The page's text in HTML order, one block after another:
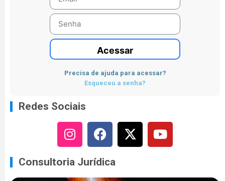
Acessar
Precisa de ajuda para acessar?
Esqueceu a senha?
Redes Sociais
Consultoria Jurídica